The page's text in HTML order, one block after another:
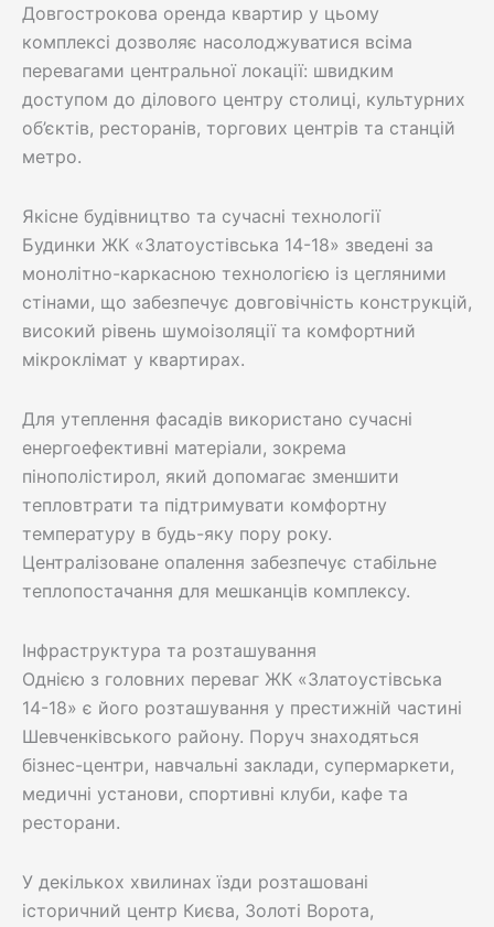
Довгострокова оренда квартир у цьому
комплексі дозволяє насолоджуватися всіма
перевагами центральної локації: швидким
доступом до ділового центру столиці, культурних
об’єктів, ресторанів, торгових центрів та станцій
метро.
Якісне будівництво та сучасні технології
Будинки ЖК «Златоустівська 14-18» зведені за
монолітно-каркасною технологією із цегляними
стінами, що забезпечує довговічність конструкцій,
високий рівень шумоізоляції та комфортний
мікроклімат у квартирах.
Для утеплення фасадів використано сучасні
енергоефективні матеріали, зокрема
пінополістирол, який допомагає зменшити
тепловтрати та підтримувати комфортну
температуру в будь-яку пору року.
Централізоване опалення забезпечує стабільне
теплопостачання для мешканців комплексу.
Інфраструктура та розташування
Однією з головних переваг ЖК «Златоустівська
14-18» є його розташування у престижній частині
Шевченківського району. Поруч знаходяться
бізнес-центри, навчальні заклади, супермаркети,
медичні установи, спортивні клуби, кафе та
ресторани.
У декількох хвилинах їзди розташовані
історичний центр Києва, Золоті Ворота,